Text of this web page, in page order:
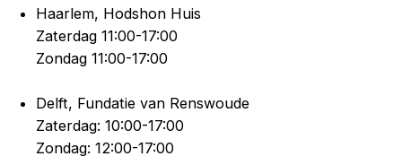
Haarlem, Hodshon Huis
Zaterdag 11:00-17:00
Zondag 11:00-17:00
Delft, Fundatie van Renswoude
Zaterdag: 10:00-17:00
Zondag: 12:00-17:00